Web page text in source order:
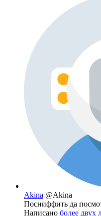
Akina @Akina
Посниффить да
Написано более двух